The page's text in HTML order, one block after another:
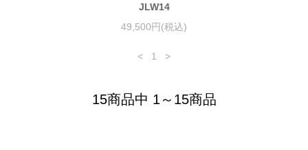
JLW14
49,500円(税込)
< 1 >
15商品中 1～15商品